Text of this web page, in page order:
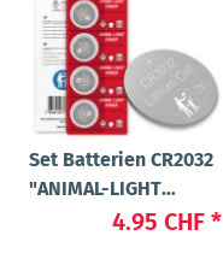
Set Batterien CR2032
"ANIMAL-LIGHT
4.95 CHF *